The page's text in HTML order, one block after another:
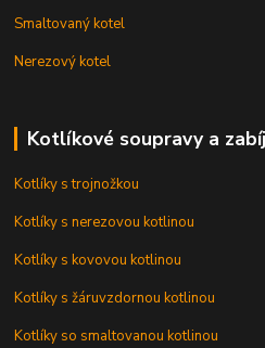
Smaltovaný kotel
Nerezový kotel
Kotlíkové soupravy a
Kotlíky s trojnožkou
Kotlíky s nerezovou kotlinou
Kotlíky s kovovou kotlinou
Kotlíky s žáruvzdornou kotlinou
Kotlíky so smaltovanou kotlinou